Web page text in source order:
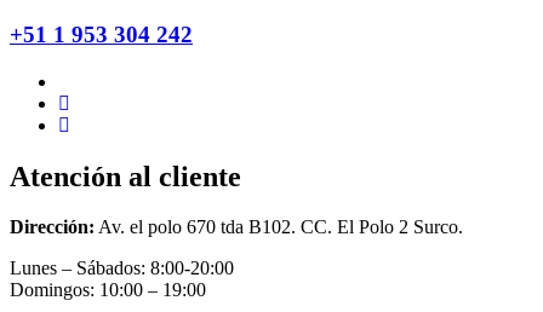
+51 1 953 304 242
Atención al cliente
Dirección: Av. el polo 670 tda B102. CC. El Polo 2 Surco.
Lunes – Sábados: 8:00-20:00
Domingos: 10:00 – 19:00